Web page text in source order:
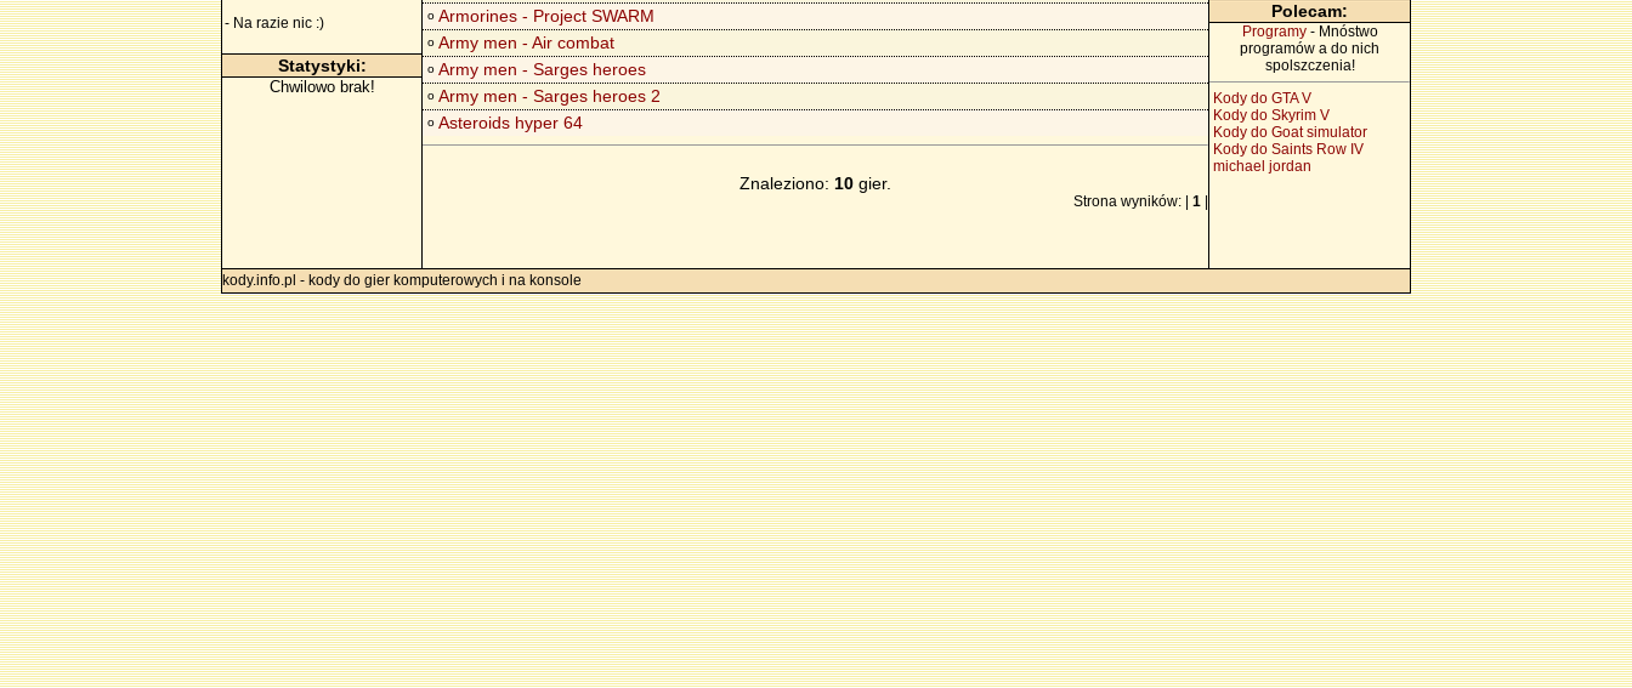
- Na razie nic :)
Statystyki:
Chwilowo brak!
o Armorines - Project SWARM
o Army men - Air combat
o Army men - Sarges heroes
o Army men - Sarges heroes 2
o Asteroids hyper 64
Znaleziono: 10 gier.
Strona wyników: | 1
Polecam:
Programy- Mnóstwo
programów a do nich
spolszczenia!
Kody do GTA V
Kody do Skyrim V
Kody do Goat simulator
Kody do Saints Row IV
michael jordan
kody.info.pl - kody do gier komputerowych i na konsole